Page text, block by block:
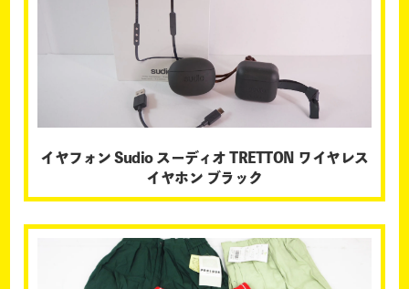
イヤフォン Sudio スーディオ TRETTON ワイヤレス
イヤホン ブラック